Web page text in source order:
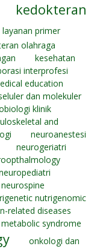
kedokteran
primer
olahraga
kesehatan
interprofesi
education
dan molekuler
klinik
and
neuroanestesi
neurogeriatri
neurospine
nutrigenomic
related diseases
syndrome
onkologi dan